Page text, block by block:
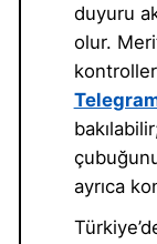
duyuru
olur.
ayrıca